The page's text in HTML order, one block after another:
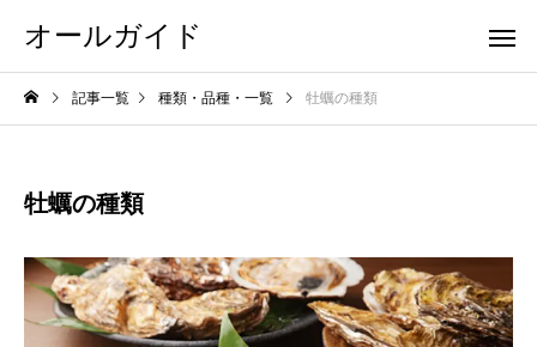
オールガイド
記事一覧 種類・品種・一覧 牡蠣の種類
牡蠣の種類